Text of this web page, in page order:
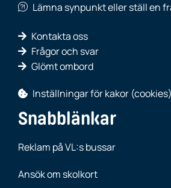
Lämna synpunkt eller ställ en
Kontakta oss
Frågor och svar
Glömt ombord
Inställningar för kakor (cookies)
Snabblänkar
Reklam på VL:s bussar
Ansök om skolkort